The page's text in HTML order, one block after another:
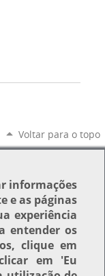
Voltar para o topo
informações
e as páginas
experiência
entender os
clique em
em 'Eu